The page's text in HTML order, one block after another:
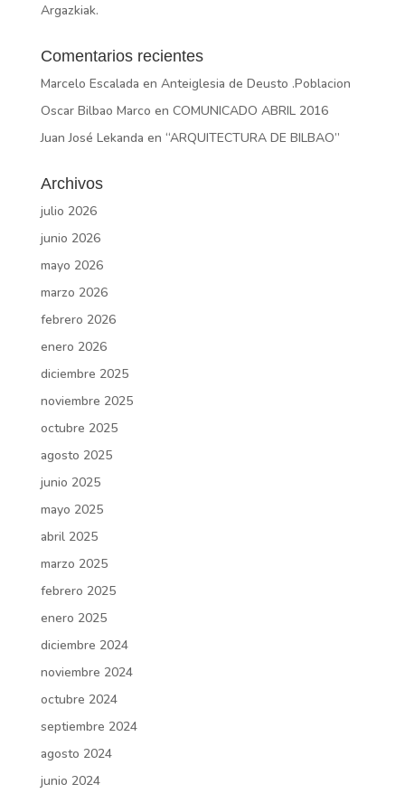
Argazkiak.
Comentarios recientes
Marcelo Escalada en Anteiglesia de Deusto .Poblacion
Oscar Bilbao Marco en COMUNICADO ABRIL 2016
Juan José Lekanda en “ARQUITECTURA DE BILBAO”
Archivos
julio 2026
junio 2026
mayo 2026
marzo 2026
febrero 2026
enero 2026
diciembre 2025
noviembre 2025
octubre 2025
agosto 2025
junio 2025
mayo 2025
abril 2025
marzo 2025
febrero 2025
enero 2025
diciembre 2024
noviembre 2024
octubre 2024
septiembre 2024
agosto 2024
junio 2024